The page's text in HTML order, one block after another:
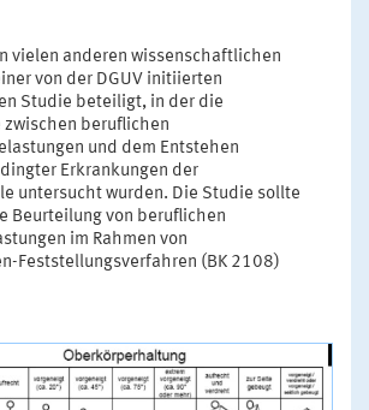
vielen anderen wissenschaftlichen
von der DGUV initiierten
Studie beteiligt, in der die
zwischen beruflichen
und dem Entstehen
Erkrankungen der
untersucht wurden. Die Studie sollte
Beurteilung von beruflichen
im Rahmen von
Feststellungsverfahren (BK 2108)